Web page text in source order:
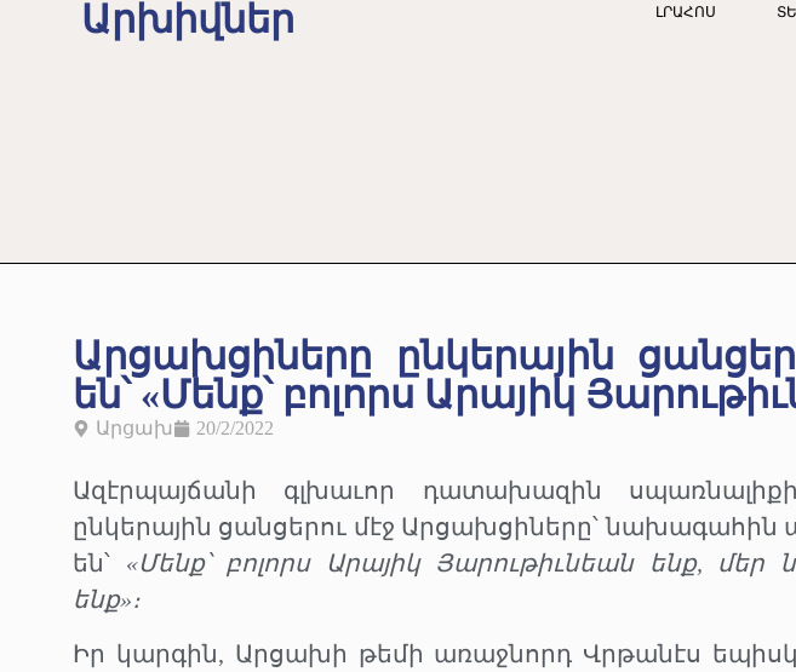
Արխիվներ ԼՐԱՀՈՍ
Արցախցիները ընկերային
են՝ «Մենք՝ բոլորս Արայիկ
Արցախ 20/2/2022
Ազէրպայճանի գլխաւոր դատախազին
ընկերային ցանցերու մէջ Արցախցիները՝
են՝ «Մենք՝ բոլորս Արայիկ Յարութիւնեան ենք,
ենք»։
Իր կարգին, Արցախի թեմի առաջնորդ Վրթանէս